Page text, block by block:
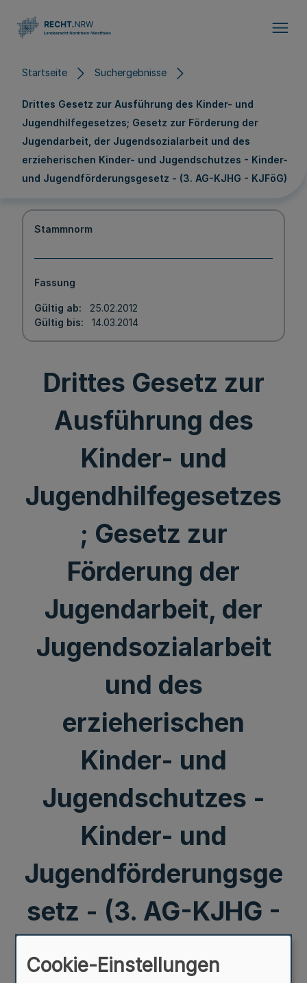
Startseite Suchergebnisse
Drittes Gesetz zur Ausführung des Kinder- und
Jugendhilfegesetzes; Gesetz zur Förderung der
Jugendarbeit, der Jugendsozialarbeit und des
erzieherischen Kinder- und Jugendschutzes - Kinder-
und Jugendförderungsgesetz - (3. AG-KJHG - KJFöG)
Stammnorm
Fassung
Gültig ab
25.02.2012
Gültig bis
14.03.2014
Drittes Gesetz zur
Ausführung des
Kinder- und
Jugendhilfegesetzes
; Gesetz zur
Förderung der
Jugendarbeit, der
Jugendsozialarbeit
und des
erzieherischen
Kinder- und
Jugendschutzes -
Kinder- und
Jugendförderungsge
setz - (3. AG-KJHG -
KJFöG)
Cookie-Einstellungen